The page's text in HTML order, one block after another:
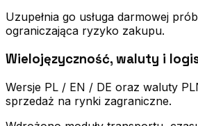
Uzupełnia go usługa darmowej
ograniczająca ryzyko zakupu.
Wielojęzyczność, waluty i
Wersje PL / EN / DE oraz waluty
sprzedaż na rynki zagraniczne.